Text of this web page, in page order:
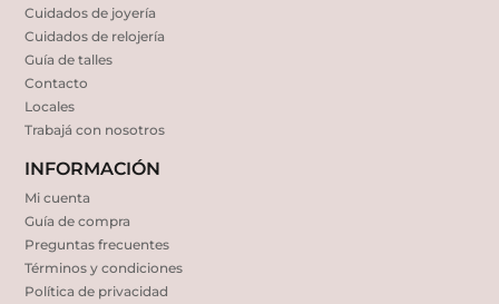
Cuidados de joyería
Cuidados de relojería
Guía de talles
Contacto
Locales
Trabajá con nosotros
INFORMACIÓN
Mi cuenta
Guía de compra
Preguntas frecuentes
Términos y condiciones
Política de privacidad